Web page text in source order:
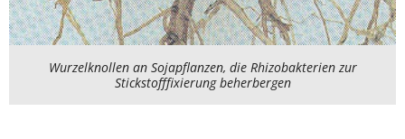
Wurzelknollen an Sojapflanzen, die Rhizobakterien zur
Stickstofffixierung beherbergen